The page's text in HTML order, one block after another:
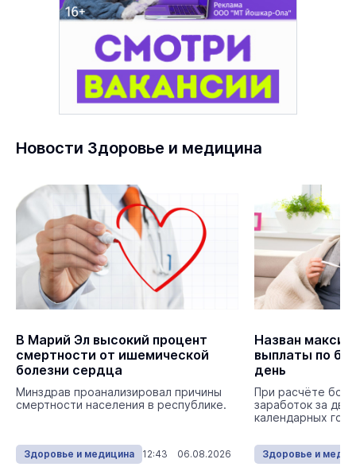
Новости Здоровье и медицина
В Марий Эл высокий процент
смертности от ишемической
болезни сердца
Минздрав проанализировал причины
смертности населения в республике.
Здоровье и медицина 12:43 06.08.2026
Назван
выплаты по
день
При расчёте
заработок за
календарных
Здоровье и